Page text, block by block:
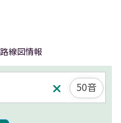
路線図情報
50音